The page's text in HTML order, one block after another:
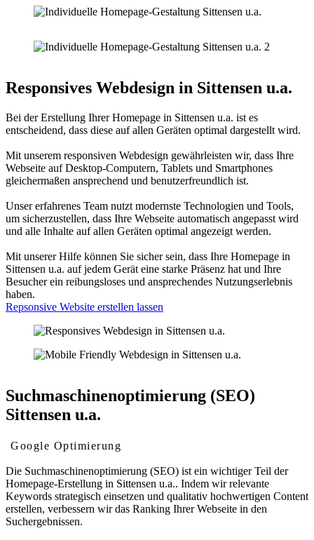
Responsives Webdesign in Sittensen u.a.
Bei der Erstellung Ihrer Homepage in Sittensen u.a. ist es
entscheidend, dass diese auf allen Geräten optimal dargestellt wird.
Mit unserem responsiven Webdesign gewährleisten wir, dass Ihre
Webseite auf Desktop-Computern, Tablets und Smartphones
gleichermaßen ansprechend und benutzerfreundlich ist.
Unser erfahrenes Team nutzt modernste Technologien und Tools,
um sicherzustellen, dass Ihre Webseite automatisch angepasst wird
und alle Inhalte auf allen Geräten optimal angezeigt werden.
Mit unserer Hilfe können Sie sicher sein, dass Ihre Homepage in
Sittensen u.a. auf jedem Gerät eine starke Präsenz hat und Ihre
Besucher ein reibungsloses und ansprechendes Nutzungserlebnis
haben.
Repsonsive Website erstellen lassen
Suchmaschinenoptimierung (SEO)
Sittensen u.a.
Google Optimierung
Die Suchmaschinenoptimierung (SEO) ist ein wichtiger Teil der
Homepage-Erstellung in Sittensen u.a.. Indem wir relevante
Keywords strategisch einsetzen und qualitativ hochwertigen Content
erstellen, verbessern wir das Ranking Ihrer Webseite in den
Suchergebnissen.